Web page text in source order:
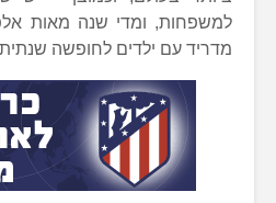
למשפחות, ומדי שנה מאות
מדריד עם ילדים לחופשה